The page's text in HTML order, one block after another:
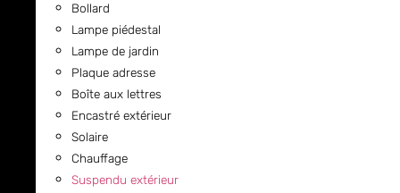
Bollard
Lampe piédestal
Lampe de jardin
Plaque adresse
Boîte aux lettres
Encastré extérieur
Solaire
Chauffage
Suspendu extérieur